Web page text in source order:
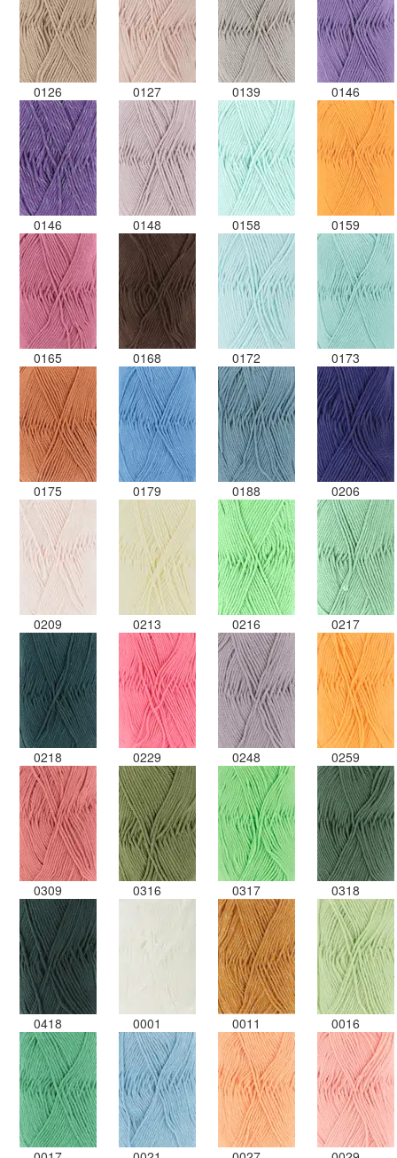
0126 0127 0139 0146
0146 0148 0158 0159
0165 0168 0172 0173
0175 0179 0188 0206
0209 0213 0216 0217
0218 0229 0248 0259
0309 0316 0317 0318
0418 0001 0011 0016